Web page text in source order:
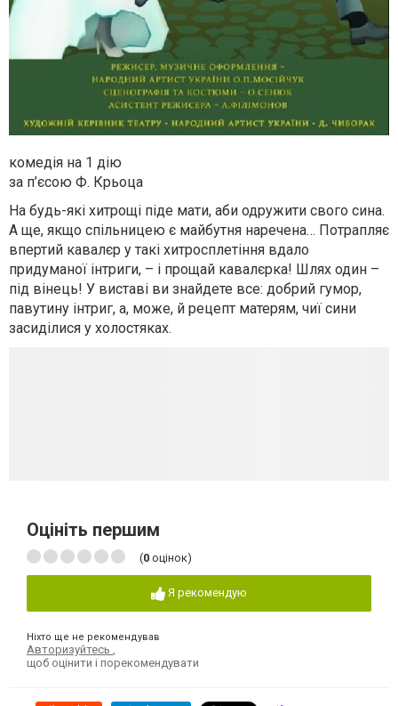
комедія на 1 дію
за п’єсою Ф. Крьоца
На будь-які хитрощі піде мати, аби одружити свого сина.
А ще, якщо спільницею є майбутня наречена… Потрапляє
впертий кавалєр у такі хитросплетіння вдало
придуманої інтриги, – і прощай кавалєрка! Шлях один –
під вінець! У виставі ви знайдете все: добрий гумор,
павутину інтриг, а, може, й рецепт матерям, чиї cини
засиділися у холостяках.
Оцініть першим
(0 оцінок)
Я рекомендую
Ніхто ще не рекомендував
Авторизуйтесь
щоб оцінити і порекомендувати